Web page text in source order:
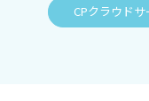
CPクラウドサ